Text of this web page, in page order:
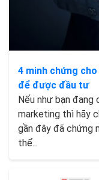
4 minh chứng
để được đầu tư
Nếu như bạn
marketing thì hãy
gần đây đã chứng
thể...